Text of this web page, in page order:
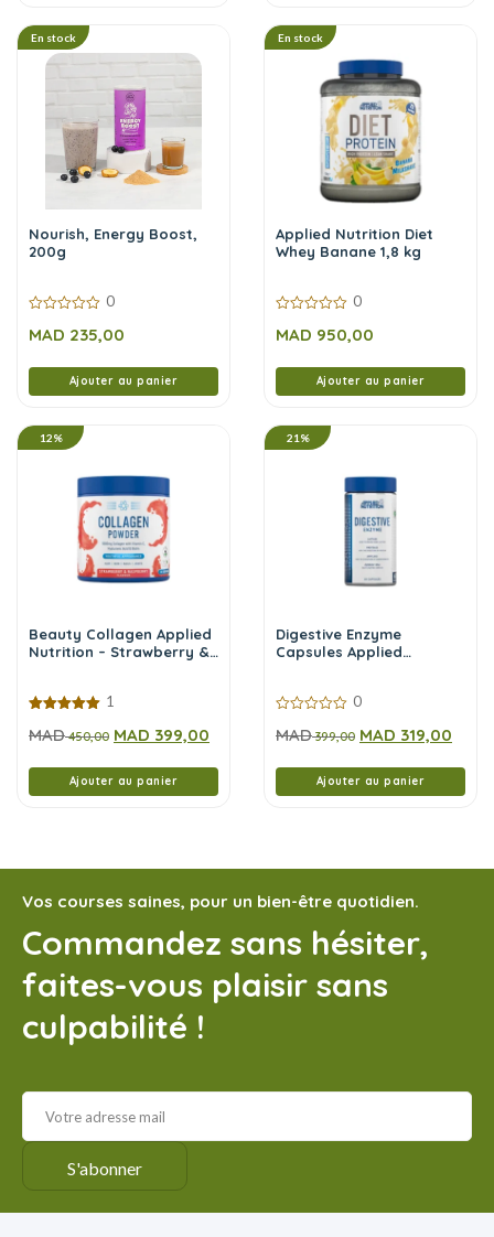
En stock
Nourish, Energy Boost,
200g
sur
0
MAD 235,00
Ajouter au panier
En stock
Applied Nutrition Diet
Whey Banane 1,8 kg
sur
0
MAD 950,00
Ajouter au panier
12%
Beauty Collagen Applied
Nutrition – Strawberry &
sur 5
1
MAD450,00 MAD 399,00
Ajouter au panier
21%
Digestive Enzyme
Capsules Applied
sur
0
MAD399,00 MAD 319,00
Ajouter au panier
Vos courses saines, pour un bien-être quotidien.
Commandez sans hésiter,
faites-vous plaisir sans
culpabilité !